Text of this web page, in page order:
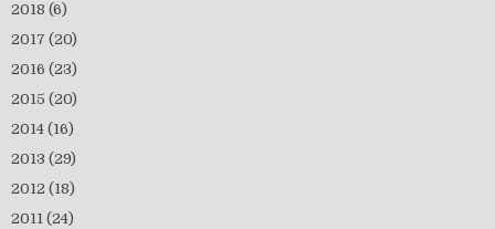
2018 (6)
2017 (20)
2016 (23)
2015 (20)
2014 (16)
2013 (29)
2012 (18)
2011 (24)